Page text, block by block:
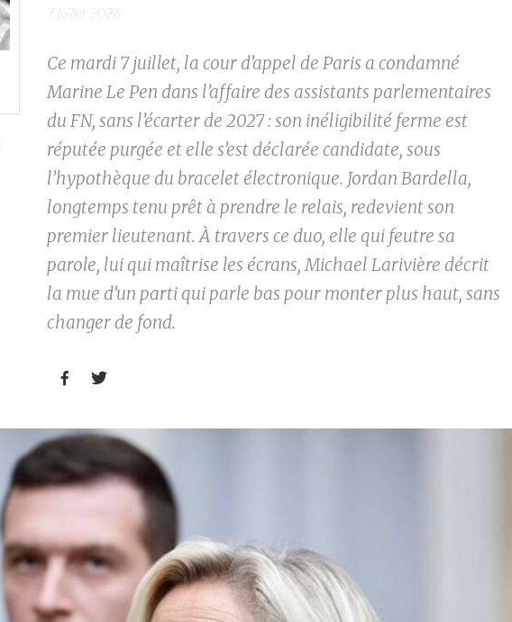
7 juillet 2026
Ce mardi 7 juillet, la cour d’appel de Paris a condamné
Marine Le Pen dans l’affaire des assistants parlementaires
du FN, sans l’écarter de 2027 : son inéligibilité ferme est
réputée purgée et elle s’est déclarée candidate, sous
l’hypothèque du bracelet électronique. Jordan Bardella,
longtemps tenu prêt à prendre le relais, redevient son
premier lieutenant. À travers ce duo, elle qui feutre sa
parole, lui qui maîtrise les écrans, Michael Larivière décrit
la mue d’un parti qui parle bas pour monter plus haut, sans
changer de fond.
 